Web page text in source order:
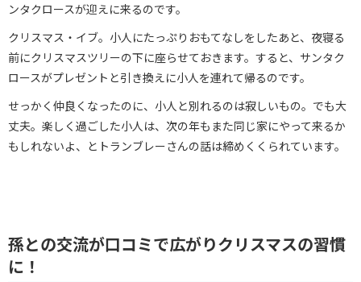
ンタクロースが迎えに来るのです。
クリスマス・イブ。小人にたっぷりおもてなしをしたあと、夜寝る
前にクリスマスツリーの下に座らせておきます。すると、サンタク
ロースがプレゼントと引き換えに小人を連れて帰るのです。
せっかく仲良くなったのに、小人と別れるのは寂しいもの。でも大
丈夫。楽しく過ごした小人は、次の年もまた同じ家にやって来るか
もしれないよ、とトランブレーさんの話は締めくくられています。
孫との交流が口コミで広がりクリスマスの習慣
に！